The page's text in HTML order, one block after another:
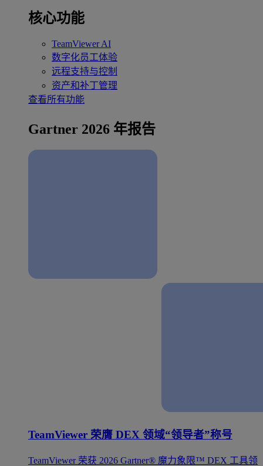
核心功能
TeamViewer AI
数字化员工体验
远程支持与控制
资产和补丁管理
查看所有功能
Gartner 2026 年报告
TeamViewer 荣膺 DEX 领域“领导者”称号
TeamViewer 荣获 2026 Gartner® 魔力象限™ DEX 工具领